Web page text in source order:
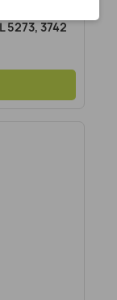
5273, 3742